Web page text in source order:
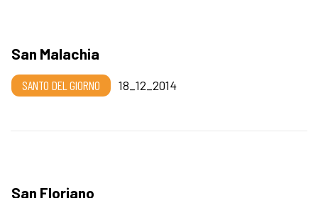
San Malachia
SANTO DEL GIORNO 18_12_2014
San Floriano